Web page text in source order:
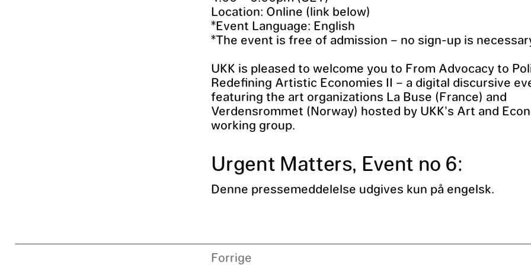
Location: Online (link below)
*Event Language: English
*The event is free of admission – no sign-up is
UKK is pleased to welcome you to From Advocacy to
Redefining Artistic Economies II – a digital discursive
featuring the art organizations La Buse (France) and
Verdensrommet (Norway) hosted by UKK’s Art and
working group.
Urgent Matters, Event no 6:
Denne pressemeddelelse udgives kun på engelsk.
Forrige